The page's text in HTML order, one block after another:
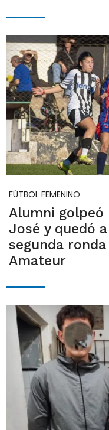
FÚTBOL FEMENINO
Alumni golpeó
José y quedó
segunda
Amateur